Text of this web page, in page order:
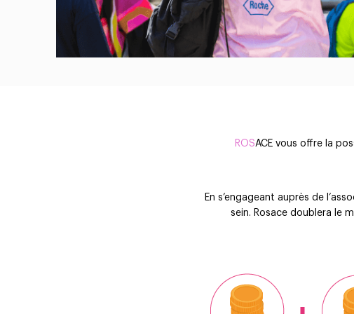
ROSACE vous offre la
En s’engageant auprès de
sein. Rosace doublera le